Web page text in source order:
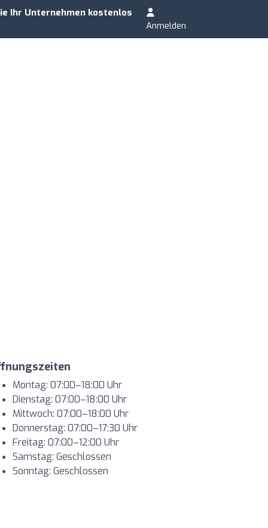
Ihr Unternehmen kostenlos
Anmelden
Montag: 07:00–18:00 Uhr
Dienstag: 07:00–18:00 Uhr
Mittwoch: 07:00–18:00 Uhr
Donnerstag: 07:00–17:30 Uhr
Freitag: 07:00–12:00 Uhr
Samstag: Geschlossen
Sonntag: Geschlossen